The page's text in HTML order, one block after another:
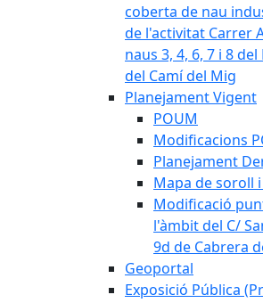
coberta de nau
de l'activitat Carrer
naus 3, 4, 6, 7 i 8
del Camí del Mig
Planejament Vigent
POUM
Modificacions
Planejament
Mapa de soroll
Modificació
l'àmbit del C/
9d de Cabrera
Geoportal
Exposició Pública